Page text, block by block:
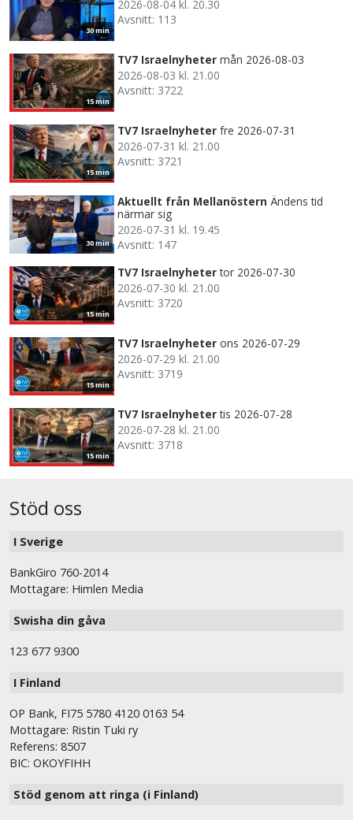
30 min
2026-08-04 kl. 20.30
Avsnitt: 113
15 min
TV7 Israelnyheter mån 2026-08-03
2026-08-03 kl. 21.00
Avsnitt: 3722
15 min
TV7 Israelnyheter fre 2026-07-31
2026-07-31 kl. 21.00
Avsnitt: 3721
30 min
Aktuellt från Mellanöstern Ändens tid
närmar sig
2026-07-31 kl. 19.45
Avsnitt: 147
15 min
TV7 Israelnyheter tor 2026-07-30
2026-07-30 kl. 21.00
Avsnitt: 3720
15 min
TV7 Israelnyheter ons 2026-07-29
2026-07-29 kl. 21.00
Avsnitt: 3719
15 min
TV7 Israelnyheter tis 2026-07-28
2026-07-28 kl. 21.00
Avsnitt: 3718
Stöd oss
I Sverige
BankGiro 760-2014
Mottagare: Himlen Media
Swisha din gåva
123 677 9300
I Finland
OP Bank, FI75 5780 4120 0163 54
Mottagare: Ristin Tuki ry
Referens: 8507
BIC: OKOYFIHH
Stöd genom att ringa (i Finland)